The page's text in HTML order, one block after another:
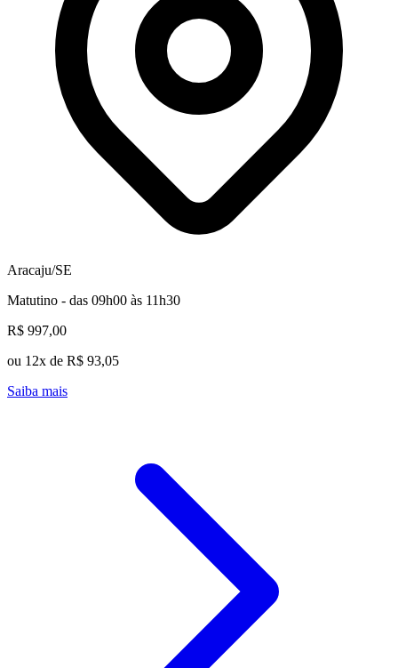
Aracaju/SE
Matutino - das 09h00 às 11h30
R$ 997,00
ou 12x de R$ 93,05
Saiba mais